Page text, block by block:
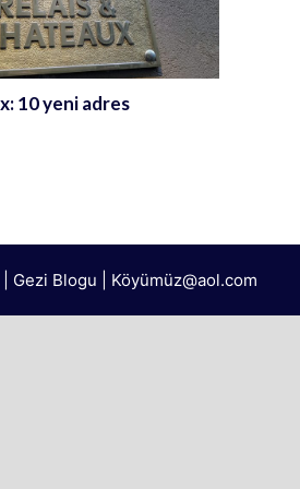
10 yeni adres
Gezi Blogu | Köyümüz@aol.com